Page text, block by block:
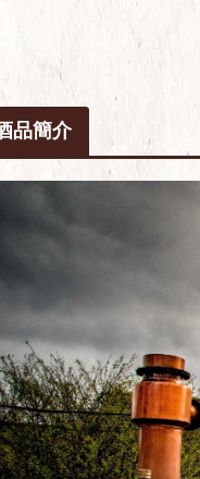
品簡介